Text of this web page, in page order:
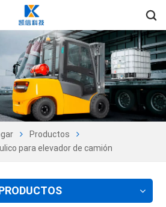
en
ru
ar
Productos
para elevador de camión